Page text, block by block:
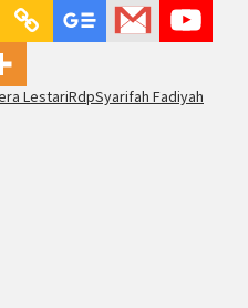
LestariRdpSyarifah Fadiyah